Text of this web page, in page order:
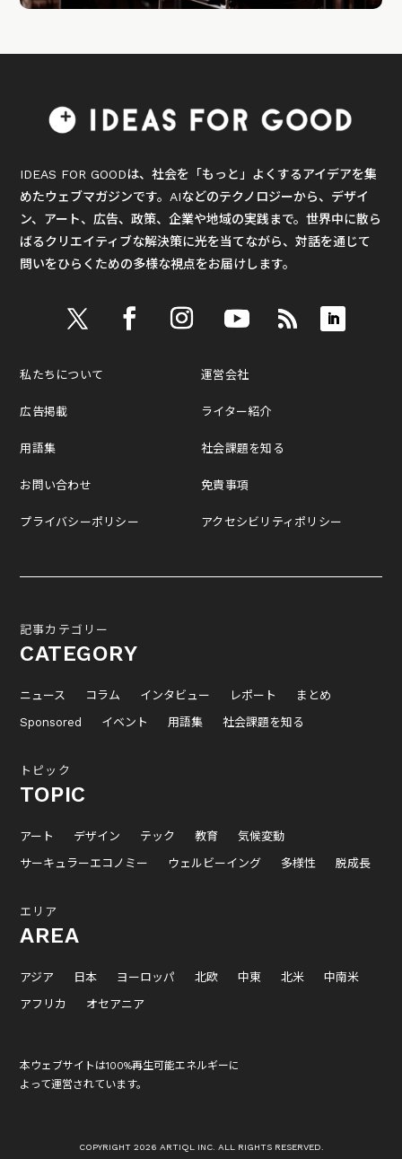
IDEAS FOR GOODは、社会を「もっと」よくするアイデアを集
めたウェブマガジンです。AIなどのテクノロジーから、デザイ
ン、アート、広告、政策、企業や地域の実践まで。世界中に散ら
ばるクリエイティブな解決策に光を当てながら、対話を通じて
問いをひらくための多様な視点をお届けします。
私たちについて
広告掲載
用語集
お問い合わせ
プライバシーポリシー
運営会社
ライター紹介
社会課題を知る
免責事項
アクセシビリティポリシー
記事カテゴリー
CATEGORY
ニュース コラム インタビュー レポート
まとめ
Sponsored
イベント 用語集 社会課題を知る
トピック
TOPIC
アート デザイン テック 教育
気候変動
サーキュラーエコノミー
ウェルビーイング 多様性 脱成長
エリア
AREA
アジア 日本 ヨーロッパ 北欧 中東 北米
中南米
アフリカ
オセアニア
本ウェブサイトは100%再生可能エネルギーに
よって運営されています。
COPYRIGHT 2026 ARTIQL INC. ALL RIGHTS RESERVED.